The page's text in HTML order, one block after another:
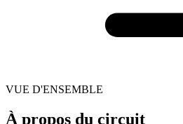
VUE D'ENSEMBLE
À propos du circuit